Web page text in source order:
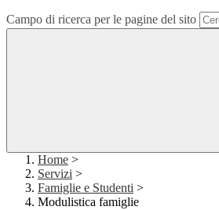
Campo di ricerca per le pagine del sito
Home >
Servizi >
Famiglie e Studenti >
Modulistica famiglie